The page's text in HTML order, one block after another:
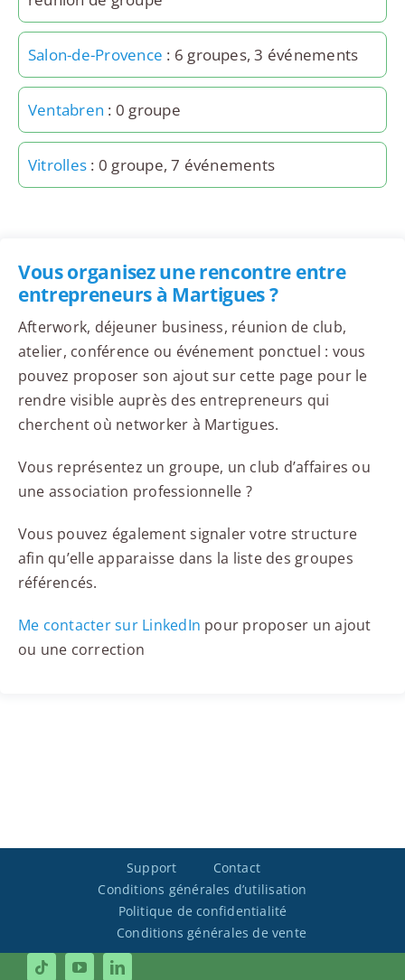
Salon-de-Provence : 6 groupes, 3 événements
Ventabren : 0 groupe
Vitrolles : 0 groupe, 7 événements
Vous organisez une rencontre entre
entrepreneurs à Martigues ?
Afterwork, déjeuner business, réunion de club,
atelier, conférence ou événement ponctuel : vous
pouvez proposer son ajout sur cette page pour le
rendre visible auprès des entrepreneurs qui
cherchent où networker à Martigues.
Vous représentez un groupe, un club d’affaires ou
une association professionnelle ?
Vous pouvez également signaler votre structure
afin qu’elle apparaisse dans la liste des groupes
référencés.
Me contacter sur LinkedIn pour proposer un ajout
ou une correction
Support
Contact
Conditions générales d’utilisation
Politique de confidentialité
Conditions générales de vente